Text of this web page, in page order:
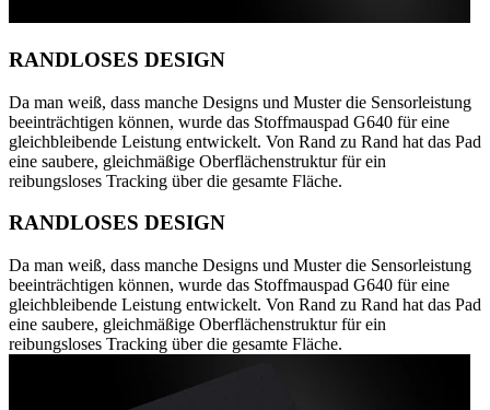
RANDLOSES DESIGN
Da man weiß, dass manche Designs und Muster die Sensorleistung
beeinträchtigen können, wurde das Stoffmauspad G640 für eine
gleichbleibende Leistung entwickelt. Von Rand zu Rand hat das Pad
eine saubere, gleichmäßige Oberflächenstruktur für ein
reibungsloses Tracking über die gesamte Fläche.
RANDLOSES DESIGN
Da man weiß, dass manche Designs und Muster die Sensorleistung
beeinträchtigen können, wurde das Stoffmauspad G640 für eine
gleichbleibende Leistung entwickelt. Von Rand zu Rand hat das Pad
eine saubere, gleichmäßige Oberflächenstruktur für ein
reibungsloses Tracking über die gesamte Fläche.